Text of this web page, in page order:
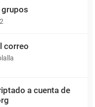
correo
a cuenta de